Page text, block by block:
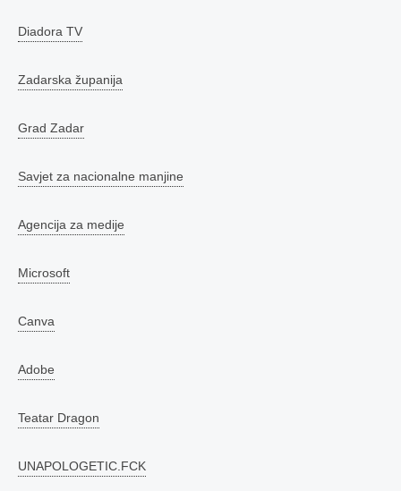
Diadora TV
Zadarska županija
Grad Zadar
Savjet za nacionalne manjine
Agencija za medije
Microsoft
Canva
Adobe
Teatar Dragon
UNAPOLOGETIC.FCK